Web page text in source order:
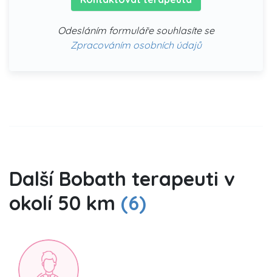
Odesláním formuláře souhlasíte se
Zpracováním osobních údajů
Další Bobath terapeuti v
okolí 50 km (6)